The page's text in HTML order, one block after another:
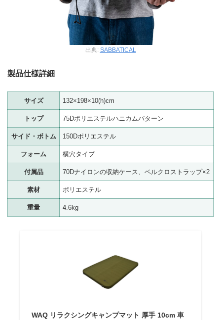
出典: SABBATICAL
製品仕様詳細
サイズ 132×198×10(h)cm
トップ 75Dポリエステルハニカムパターン
サイド・ボトム 150Dポリエステル
フォーム 横穴タイプ
付属品 70Dナイロンの収納ケース、ベルクロストラップ×2
素材 ポリエステル
重量 4.6kg
WAQ リラクシングキャンプマット 厚手 10cm 車